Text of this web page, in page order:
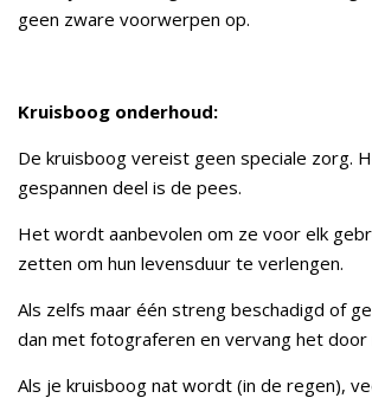
geen zware voorwerpen op.
Kruisboog onderhoud:
De kruisboog vereist geen speciale zorg.
gespannen deel is de pees.
Het wordt aanbevolen om ze voor elk
zetten om hun levensduur te verlengen.
Als zelfs maar één streng beschadigd of
dan met fotograferen en vervang het door
Als je kruisboog nat wordt (in de regen),